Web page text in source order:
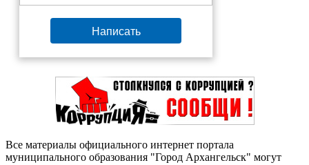
Написать
Все материалы официального интернет портала
муниципального образования "Город Архангельск" могут